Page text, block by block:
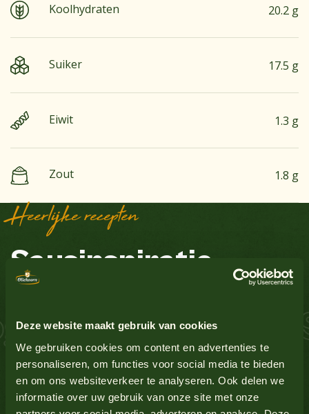
Deze website maakt gebruik van cookies
We gebruiken cookies om content en advertenties te
personaliseren, om functies voor social media te bieden
en om ons websiteverkeer te analyseren. Ook delen we
informatie over uw gebruik van onze site met onze
Koolhydraten 20.2 g
Suiker 17.5 g
Eiwit 1.3 g
Zout 1.8 g
Heerlijke recepten
Sausinspiratie
Zalm Schnitzel
Aardnoten
Glutenbevattende granen
Lupine Nee